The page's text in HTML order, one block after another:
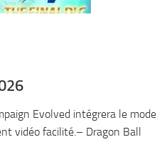
Evolved intégrera le mode
vidéo facilité.– Dragon Ball